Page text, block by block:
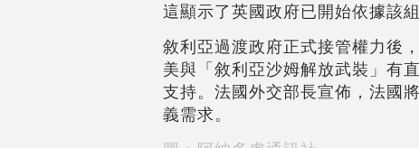
這顯示了英國政府已開始依據該
敘利亞過渡政府正式接管權力後
美與「敘利亞沙姆解放武裝」有
支持。法國外交部長宣佈，法國
義需求。